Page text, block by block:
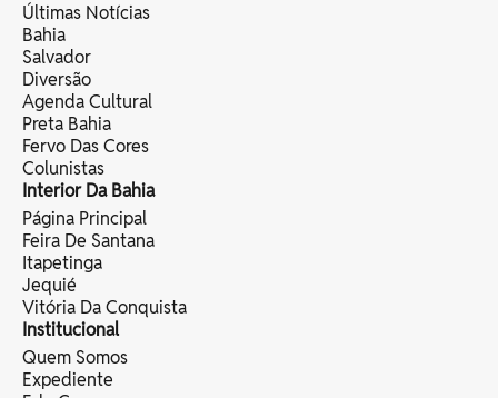
Últimas Notícias
Bahia
Salvador
Diversão
Agenda Cultural
Preta Bahia
Fervo Das Cores
Colunistas
Interior Da Bahia
Página Principal
Feira De Santana
Itapetinga
Jequié
Vitória Da Conquista
Institucional
Quem Somos
Expediente